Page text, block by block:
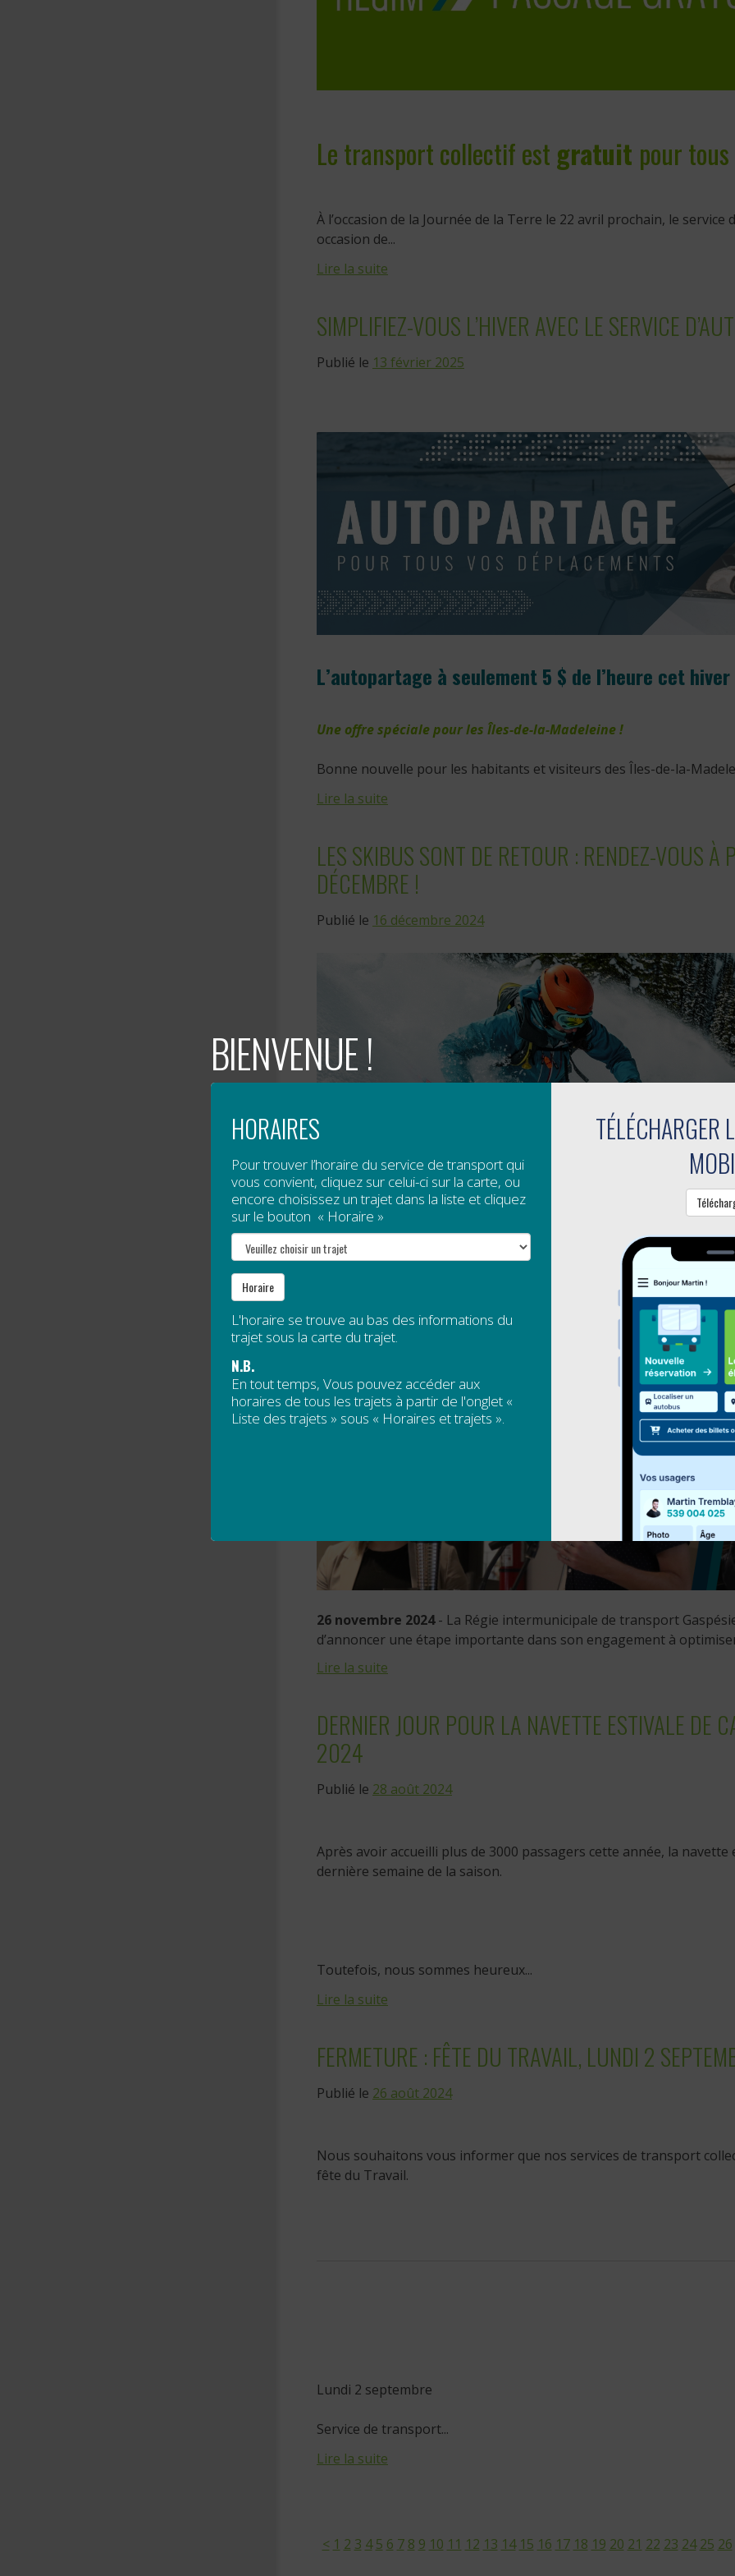
Le transport collectif est gratuit pour
À l’occasion de la Journée de la Terre le 22 avril prochain, le
occasion de...
Lire la suite
SIMPLIFIEZ-VOUS L’HIVER AVEC LE SERVICE
Publié le 13 février 2025
L’autopartage à seulement 5 $ de l’heure cet hiver
Une offre spéciale pour les Îles-de-la-Madeleine !
Bonne nouvelle pour les habitants et visiteurs des Îles-de-la-
Lire la suite
LES SKIBUS SONT DE RETOUR : RENDEZ-VOUS À
DÉCEMBRE !
Publié le 16 décembre 2024
L’hiver arrive samedi, et avec lui, le retour tant attendu des
simple, accessible et sécuritaire pour profiter des activités...
Lire la suite
COMMUNIQUÉ – LA RÉGÎM RENFORCE SA
NOMME UNE RESSOURCE CLÉ AUX OPÉRATIONS
26 novembre 2024- La Régie intermunicipale de transport
d’annoncer une étape importante dans son engagement à
Lire la suite
DERNIER JOUR POUR LA NAVETTE ESTIVALE DE
2024
Publié le 28 août 2024
Après avoir accueilli plus de 3000 passagers cette année, la
dernière semaine de la saison.
Toutefois, nous sommes heureux...
Lire la suite
FERMETURE : FÊTE DU TRAVAIL, LUNDI 2
Publié le 26 août 2024
Nous souhaitons vous informer que nos services de transport
fête du Travail.
Lundi 2 septembre
Service de transport...
Lire la suite
< 1 2 3 4 5 6 7 8 9 10 11 12 13 14 15 16 17 18 19 20 21 22 23 24 25 26
BIENVENUE !
HORAIRES
Pour trouver l’horaire du service de transport qui
vous convient, cliquez sur celui-ci sur la carte, ou
encore choisissez un trajet dans la liste et cliquez
sur le bouton « Horaire »
Horaire
L'horaire se trouve au bas des informations du
trajet sous la carte du trajet.
N.B.
En tout temps, Vous pouvez accéder aux
horaires de tous les trajets à partir de l'onglet «
Liste des trajets » sous « Horaires et trajets ».
TÉLÉCHARGER